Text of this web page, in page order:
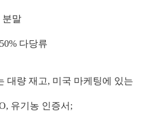
말
다당류
대량 재고, 미국 마케팅에 있는
유기농 인증서;